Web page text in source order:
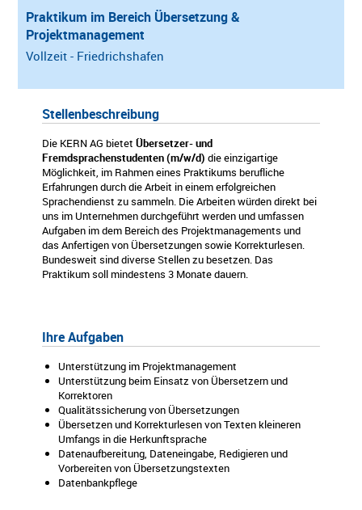
Praktikum im Bereich Übersetzung &
Projektmanagement
Vollzeit - Friedrichshafen
Stellenbeschreibung
Die KERN AG bietetÜbersetzer- und
Fremdsprachenstudenten (m/w/d) die einzigartige
Möglichkeit, im Rahmen eines Praktikums berufliche
Erfahrungen durch die Arbeit in einem erfolgreichen
Sprachendienst zu sammeln. Die Arbeiten würden direkt bei
uns im Unternehmen durchgeführt werden und umfassen
Aufgaben im dem Bereich des Projektmanagements und
das Anfertigen von Übersetzungen sowie Korrekturlesen.
Bundesweit sind diverse Stellen zu besetzen. Das
Praktikum soll mindestens 3 Monate dauern.
Ihre Aufgaben
Unterstützung im Projektmanagement
Unterstützung beim Einsatz von Übersetzern und
Korrektoren
Qualitätssicherung von Übersetzungen
Übersetzen und Korrekturlesen von Texten kleineren
Umfangs in die Herkunftsprache
Datenaufbereitung, Dateneingabe, Redigieren und
Vorbereiten von Übersetzungstexten
Datenbankpflege